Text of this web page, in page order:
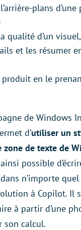
plans
qualité d’un
et les résumer
en le
de Windows
d’utiliser un
zone de texte de
possible
n’importe
à Copilot. Il
à partir d’une
son calcul.